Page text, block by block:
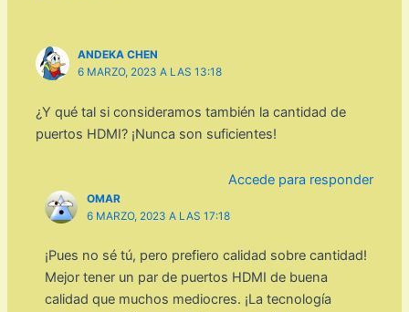
ANDEKA CHEN
6 MARZO, 2023 A LAS 13:18
¿Y qué tal si consideramos también la cantidad de
puertos HDMI? ¡Nunca son suficientes!
Accede para responder
OMAR
6 MARZO, 2023 A LAS 17:18
¡Pues no sé tú, pero prefiero calidad sobre cantidad!
Mejor tener un par de puertos HDMI de buena
calidad que muchos mediocres. ¡La tecnología